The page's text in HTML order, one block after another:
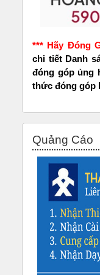
*** Hãy Đóng
chi tiết Danh
đóng góp ủng
thức đóng góp
Quảng Cáo